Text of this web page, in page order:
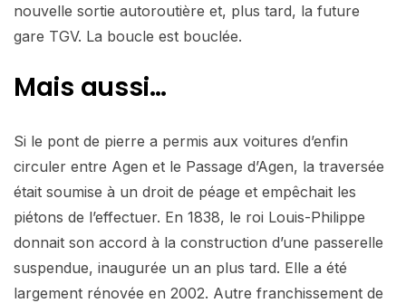
nouvelle sortie autoroutière et, plus tard, la future
gare TGV. La boucle est bouclée.
Mais aussi…
Si le pont de pierre a permis aux voitures d’enfin
circuler entre Agen et le Passage d’Agen, la traversée
était soumise à un droit de péage et empêchait les
piétons de l’effectuer. En 1838, le roi Louis-Philippe
donnait son accord à la construction d’une passerelle
suspendue, inaugurée un an plus tard. Elle a été
largement rénovée en 2002. Autre franchissement de